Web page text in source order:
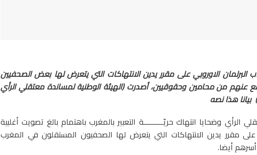
الاوروبي على مقرر يدين الانتهاكات التي يتعرض لها بعض الصحفيين
عنهم من محامين وحقوقيين، أصدرت (الهيئة الوطنية لمساندة معتقلي الرأي
بيانا هذا نصه
الرأي وضحايا انتهاك حريّــــــــــة التعبير بالمغرب باهتمام بالغ تصويت أغلبية
على مقرر يدين الانتهاكات التي يتعرض لها الصحفيون المستقلون في المغرب
أيضا.